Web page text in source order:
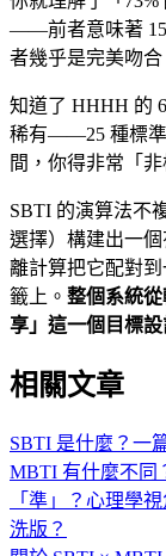
——前者意味著 15
者幾乎是完美吻合
知道了 HHHH 的
稀有——25 種標準
間，你得非常「
SBTI 的演算法不
選擇）構建出一
離計算把它配對
籤上。 整個系統
享」這一個目標
相關文章
SBTI 是什麼？一
MBTI 有什麼不同
「準」？心理學
洗版？